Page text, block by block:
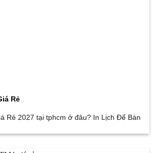
Rẻ
Rẻ 2027 tại tphcm ở đâu? In Lịch Để Bàn